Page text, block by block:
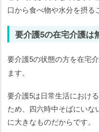
口から食べ物や水分を摂る
要介護5の在宅介護は
要介護5の状態の方を在宅
ます。
要介護5は日常生活におけ
ため、四六時中そばにいな
に大きなものだからです。